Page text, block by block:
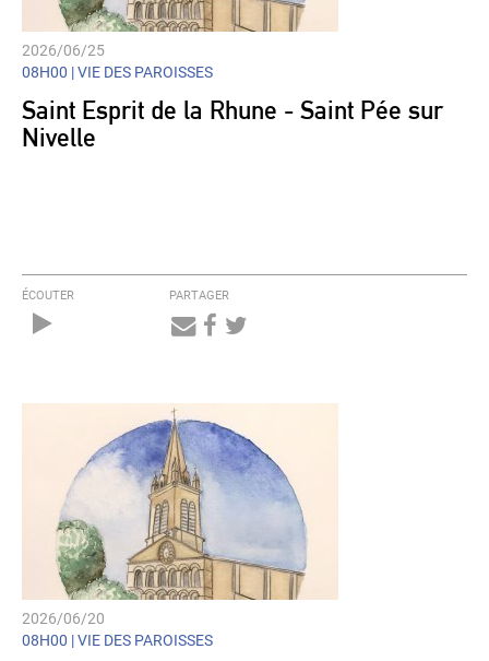
2026/06/25
08H00 |VIE DES PAROISSES
Saint Esprit de la Rhune - Saint Pée sur
Nivelle
ÉCOUTER PARTAGER
2026/06/20
08H00 |VIE DES PAROISSES